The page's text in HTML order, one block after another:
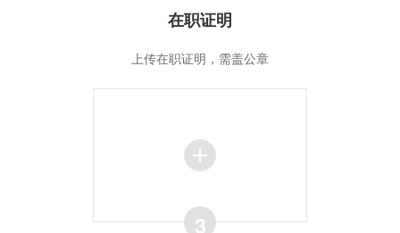
在职证明
上传在职证明，需盖公章
3